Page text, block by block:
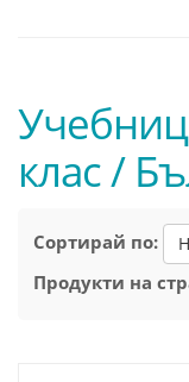
клас /
Сортирай по:
Продукти на